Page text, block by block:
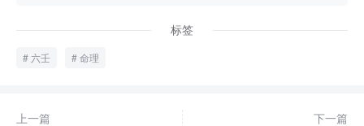
标签
六壬 命理
上一篇
下一篇